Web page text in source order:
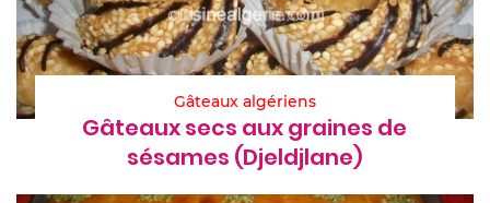
Gâteaux algériens
Gâteaux secs aux graines de
sésames (Djeldjlane)